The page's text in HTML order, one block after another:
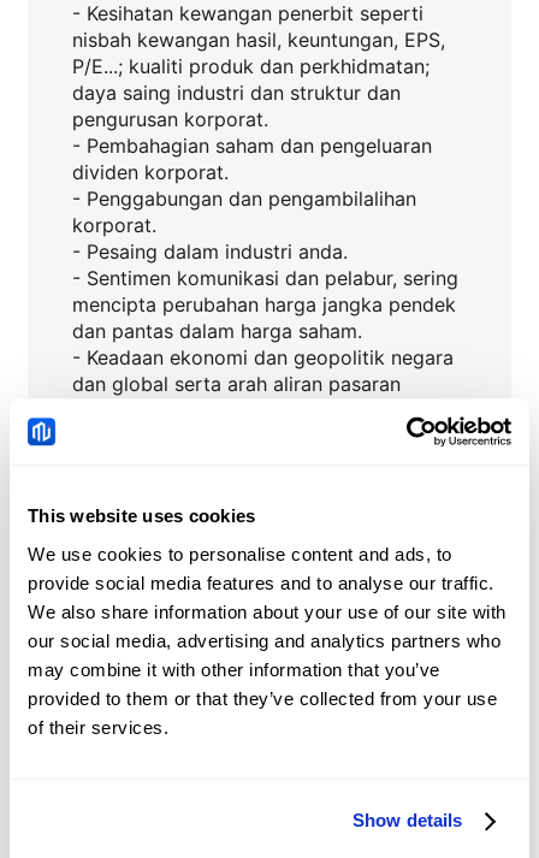
This website uses cookies
We use cookies to personalise content and ads, to
provide social media features and to analyse our traffic.
We also share information about your use of our site with
our social media, advertising and analytics partners who
may combine it with other information that you’ve
provided to them or that they’ve collected from your use
of their services.
Show details
- Kesihatan kewangan penerbit seperti
nisbah kewangan hasil, keuntungan, EPS,
P/E...; kualiti produk dan perkhidmatan;
daya saing industri dan struktur dan
pengurusan korporat.
- Pembahagian saham dan pengeluaran
dividen korporat.
- Penggabungan dan pengambilalihan
korporat.
- Pesaing dalam industri anda.
- Sentimen komunikasi dan pelabur, sering
mencipta perubahan harga jangka pendek
dan pantas dalam harga saham.
- Keadaan ekonomi dan geopolitik negara
dan global serta arah aliran pasaran
Canadian Dollar: Labour
resilience favours CAD
against US Dollar – TD
Securities
2026-08-07 17:59:24 (GMT+0)
market uncertainty?